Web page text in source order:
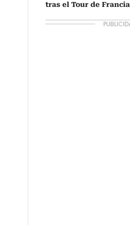
tras el Tour de Francia